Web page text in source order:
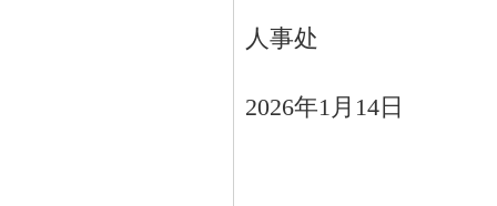
人事处
2026年1月14日